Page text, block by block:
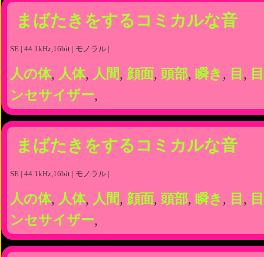
まばたきをするコミカルな音
SE | 44.1kHz,16bit | モノラル |
人の体, 人体, 人間, 顔面, 頭部, 瞬き , 目 ,
ンセサイザー,
まばたきをするコミカルな音
SE | 44.1kHz,16bit | モノラル |
人の体, 人体, 人間, 顔面, 頭部, 瞬き , 目 ,
ンセサイザー,